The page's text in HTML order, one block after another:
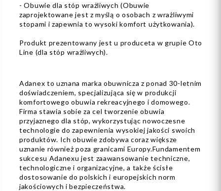
- Obuwie dla stóp wrażliwych (Obuwie
zaprojektowane jest z myślą o osobach z wrażliwymi
stopami i zapewnia to wysoki komfort użytkowania).
Produkt prezentowany jest u produceta w grupie Oto
Line (dla stóp wrażliwych).
Adanex to uznana marka obuwnicza z ponad 30-letnim
doświadczeniem, specjalizująca się w produkcji
komfortowego obuwia rekreacyjnego i domowego.
Firma stawia sobie za cel tworzenie obuwia
przyjaznego dla stóp, wykorzystując nowoczesne
technologie do zapewnienia wysokiej jakości swoich
produktów. Ich obuwie zdobywa coraz większe
uznanie również poza granicami Europy.Fundamentem
sukcesu Adanexu jest zaawansowanie techniczne,
technologiczne i organizacyjne, a także ścisłe
dostosowanie do polskich i europejskich norm
jakościowych i bezpieczeństwa.